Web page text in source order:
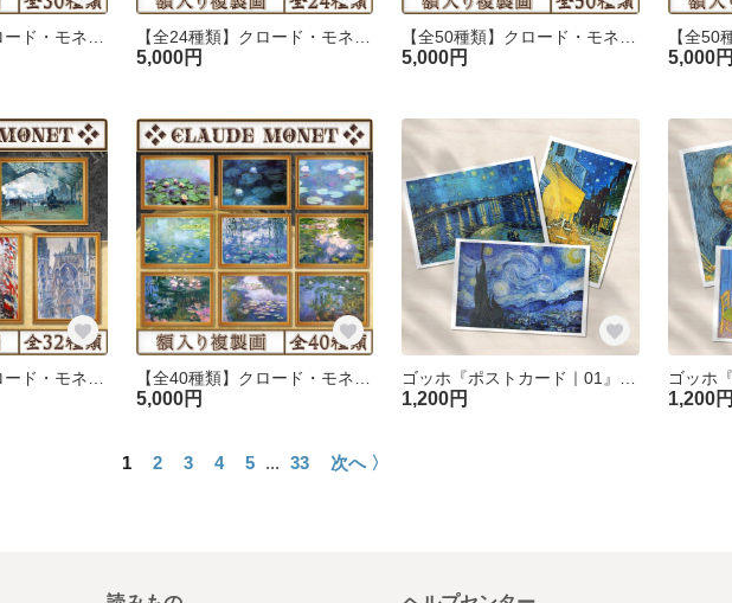
5,000円 5,000円 5,000円
【全32種類】クロード・モネ『建築風景画』複製画《額入り》 【全40種類】クロード・モネ『睡蓮』複製画《額入り》
5,000円
ゴッホ『ポストカード｜01』（12枚セット）
1,200円 1,200円
1 2 3 4 5 ... 33 次へ 〉